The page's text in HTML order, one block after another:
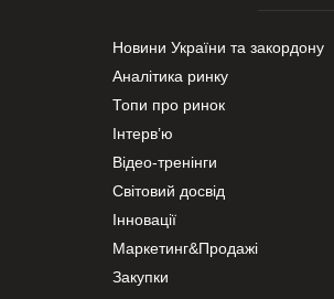
Новини України та закордону
Аналітика ринку
Топи про ринок
Інтерв’ю
Відео-тренінги
Світовий досвід
Інновації
Маркетинг&Продажі
Закупки